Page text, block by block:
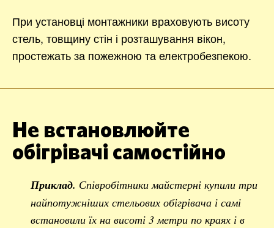
При установці монтажники враховують висоту
стель, товщину стін і розташування вікон,
простежать за пожежною та електробезпекою.
Не встановлюйте
обігрівачі самостійно
Приклад. Співробітники майстерні купили три
найпотужніших стельових обігрівача і самі
встановили їх на висоті 3 метри по краях і в